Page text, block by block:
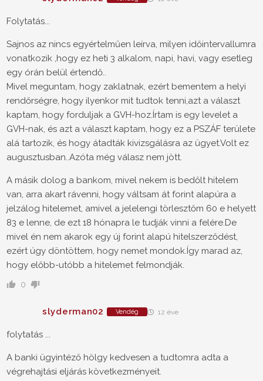
Folytatás...
Sajnos az nincs egyértelműen leírva, milyen időintervallumra
vonatkozik ,hogy ez heti 3 alkalom, napi, havi, vagy esetleg
egy órán belül értendő..
Mivel meguntam, hogy zaklatnak, ezért bementem a helyi
rendőrségre, hogy ilyenkor mit tudtok tenni,azt a választ
kaptam, hogy forduljak a GVH-hoz.Írtam is egy levelet a
GVH-nak, és azt a választ kaptam, hogy ez a PSZÁF területe
alá tartozik, és hogy átadták kivizsgálásra az ügyet.Volt ez
augusztusban..Azóta még válasz nem jött.
A másik dolog a bankom, mivel nekem is bedőlt hitelem
van, arra akart rávenni, hogy váltsam át forint alapúra a
jelzálog hitelemet, amivel a jelelengi törlesztőm 60 e helyett
83 e lenne, de ezt 18 hónapra le tudják vinni a felére.De
mivel én nem akarok egy új forint alapú hitelszerződést,
ezért úgy döntöttem, hogy nemet mondok.Így marad az,
hogy előbb-utóbb a hitelemet felmondják.
0
slyderman02 Vendég 12 éve
folytatás ...
A banki ügyintéző hölgy kedvesen a tudtomra adta a
végrehajtási eljárás következményeit.